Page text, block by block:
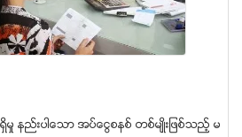
မႈ နည္းပါေသာ အပ္ေငြစနစ္ တစ္မ်ဳိးျဖစ္သည့္ မ